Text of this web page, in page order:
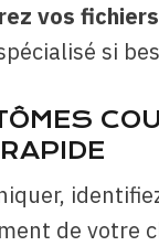
vos fichiers
si
de votre